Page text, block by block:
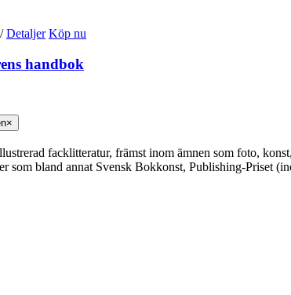
/ Detaljer Köp nu
handbok
×
facklitteratur, främst inom ämnen som foto,
som bland annat Svensk Bokkonst, Publishing-Priset